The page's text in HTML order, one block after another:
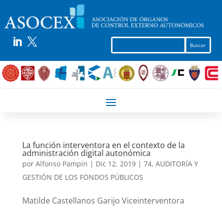
 
La función interventora en el contexto de la
administración digital autonómica
por Alfonso Pampin | Dic 12, 2019| 74, AUDITORÍA Y
GESTIÓN DE LOS FONDOS PÚBLICOS
Matilde Castellanos Garijo Viceinterventora